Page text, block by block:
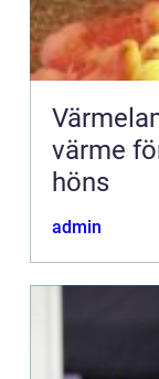
värme
höns
admin